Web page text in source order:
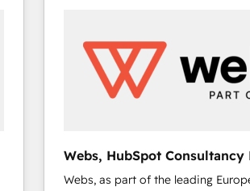
we turn complexity into clarity,
scale. 🏆 HubSpot’s CEO called us “the partner of the
future.” Others agree it is proof of
Webs, HubSpot Consultancy
Webs, as part of the leading